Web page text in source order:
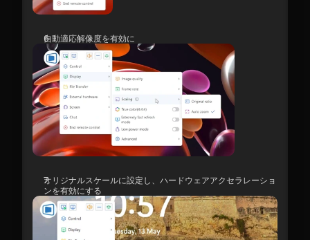
自動適応解像度を有効に
オリジナルスケールに設定し、ハードウェアアクセラレーショ
ンを有効にする